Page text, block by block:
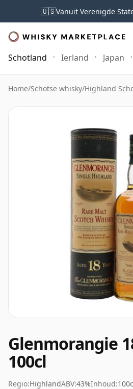
🇺🇸Vanuit Verenigde
Schotland Ierland Japan
Home/Schotse whisky/Highland
Glenmorangie
100cl
Regio:HighlandABV:43%Inhoud: